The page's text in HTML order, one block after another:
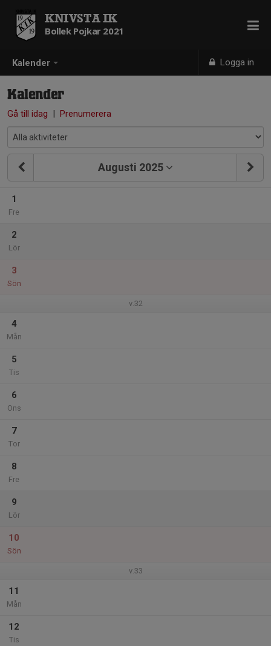
Kalender Logga in
KNIVSTA IK
Bollek Pojkar 2021
Kalender
Gå till idag | Prenumerera
Augusti 2025
1
Fre
2
Lör
3
Sön
v.32
4
Mån
5
Tis
6
Ons
7
Tor
8
Fre
9
Lör
10
Sön
v.33
11
Mån
12
Tis